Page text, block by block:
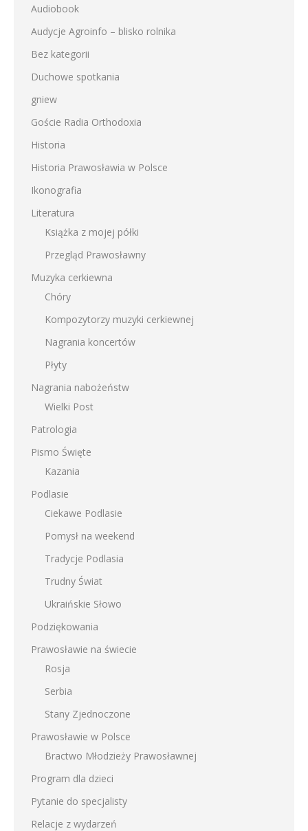
Audiobook
Audycje Agroinfo – blisko rolnika
Bez kategorii
Duchowe spotkania
gniew
Goście Radia Orthodoxia
Historia
Historia Prawosławia w Polsce
Ikonografia
Literatura
Książka z mojej półki
Przegląd Prawosławny
Muzyka cerkiewna
Chóry
Kompozytorzy muzyki cerkiewnej
Nagrania koncertów
Płyty
Nagrania nabożeństw
Wielki Post
Patrologia
Pismo Święte
Kazania
Podlasie
Ciekawe Podlasie
Pomysł na weekend
Tradycje Podlasia
Trudny Świat
Ukraińskie Słowo
Podziękowania
Prawosławie na świecie
Rosja
Serbia
Stany Zjednoczone
Prawosławie w Polsce
Bractwo Młodzieży Prawosławnej
Program dla dzieci
Pytanie do specjalisty
Relacje z wydarzeń